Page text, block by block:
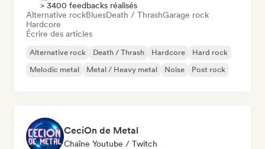
> 3400 feedbacks réalisés
Alternative rockBluesDeath / ThrashGarage rock
Hardcore
Écrire des articles
Alternative rock Death / Thrash Hardcore
Hard rock
Melodic metal
Metal / Heavy metal Noise Post rock
CeciOn de Metal
Chaîne Youtube / Twitch